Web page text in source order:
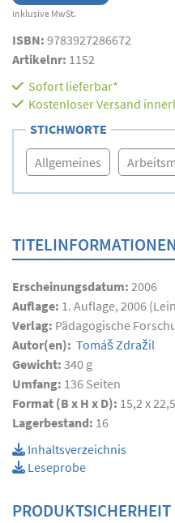
inklusive MwSt.
ISBN: 9783927286672
Artikelnr: 1152
Sofort lieferbar*
Kostenloser Versand
STICHWORTE
Allgemeines
TITELINFORMATIONEN
Erscheinungsdatum: 2006
Auflage: 1. Auflage, 2006
Verlag: Pädagogische
Autor(en): Tomáš Zdražil
Gewicht: 340 g
Umfang: 136 Seiten
Format (B x H x D): 15,2 x
Lagerbestand: 16
Inhaltsverzeichnis
Leseprobe
PRODUKTSICHERHEIT